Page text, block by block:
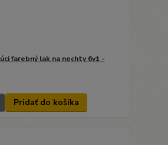
farebný lak na nechty 6v1 -
Pridať do košíka